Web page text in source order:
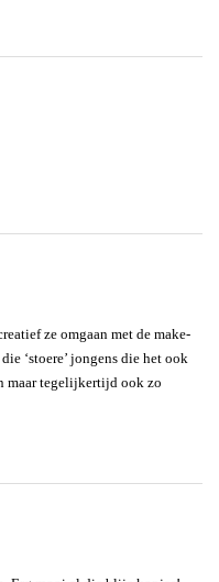
ze omgaan met de make-
‘stoere’ jongens die het ook
maar tegelijkertijd ook zo